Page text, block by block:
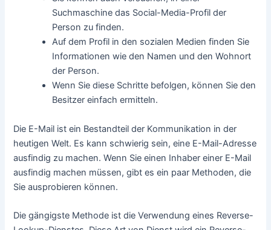
Zuweilen kann es jedoch schwierig sein, eine Person zu
Die gängigste Methode ist die Verwendung eines Reverse-
Lookup-Dienstes. Dieser gibt alle Informationen zurück, die
der Dienst über die E-Mail-Adresse hat.
Mit ein wenig Suche sollten Sie die benötigten
in diesem Artikel befolgen, können Sie den Eigentümer
einer E-Mail-Adresse ermitteln.
Die Schritte für eine umgekehrte Suche nach E-Mail-
Adressen sind:
auf der Website ein.